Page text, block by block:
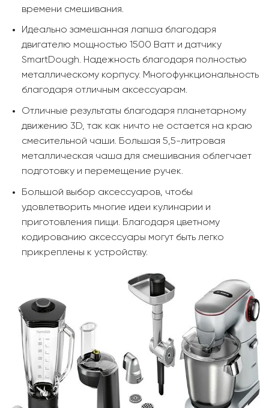
времени смешивания.
Идеально замешанная лапша благодаря
двигателю мощностью 1500 Ватт и датчику
SmartDough. Надежность благодаря полностью
металлическому корпусу. Многофункциональность
благодаря отличным аксессуарам.
Отличные результаты благодаря планетарному
движению 3D, так как ничто не остается на краю
смесительной чаши. Большая 5,5-литровая
металлическая чаша для смешивания облегчает
подготовку и перемещение ручек.
Большой выбор аксессуаров, чтобы
удовлетворить многие идеи кулинарии и
приготовления пищи. Благодаря цветному
кодированию аксессуары могут быть легко
прикреплены к устройству.